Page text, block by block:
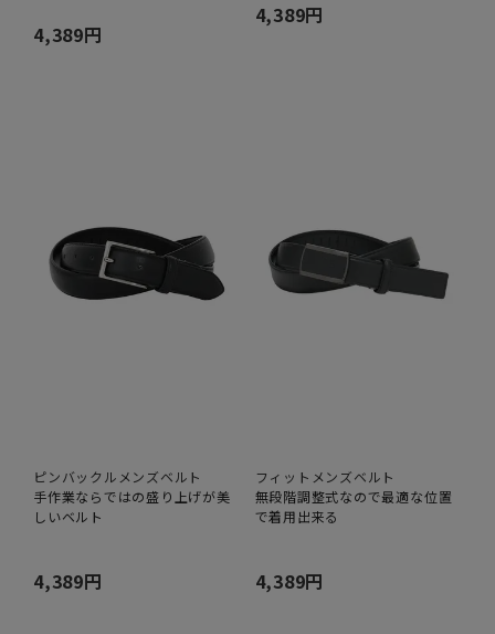
4,389円
4,389円
ピンバックルメンズベルト
手作業ならではの盛り上げが美
しいベルト
4,389円
フィットメンズベルト
無段階調整式なので最適な位置
で着用出来る
4,389円